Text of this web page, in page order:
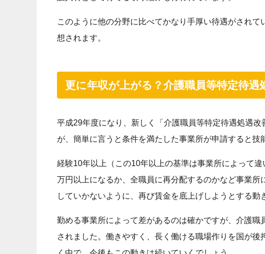
このように他の分野に比べてかなり手厚い待遇がされ
想されます。
更に年収が上がる？介護職員等特定待遇
平成29年度になり、新しく「介護職員等特定待遇処遇
が、簡単に言うと条件を満たした事業所が申請すると技
経験10年以上（この10年以上の基準は事業所によって
万円以上になるか、全職員に再分配するのかなど事業
していかないように、再び賃金を底上げしようとする動
勤める事業所によって差があるのは確かですが、介護
されました。働きやすく、長く働ける職場作りを国が